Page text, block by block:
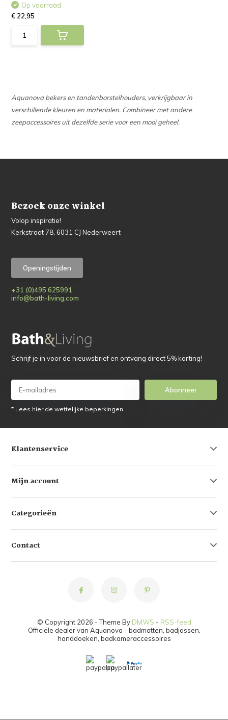
Op voorraad
€ 22,95
Aquanova bekers en tandenborstelhouders, verkrijgbaar in
verschillende kleuren en materialen. Combineer met andere
zeepaccessoires uit dezelfde serie voor een mooi geheel.
Bezoek onze winkel
Volop inspiratie!
Kerkstraat 78, 6031 CJ Nederweert
Openingstijden
+31 (0)495 625991
info@bath-living.com
Schrijf je in voor de nieuwsbrief en ontvang direct 5% korting!
Abonneer
* Lees hier de wettelijke beperkingen
Klantenservice
Mijn account
Categorieën
Contact
© Copyright 2026 - Theme By DMWS - RSS-feed
Officiële dealer van Aquanova - badmatten, badjassen,
handdoeken, badkameraccessoires